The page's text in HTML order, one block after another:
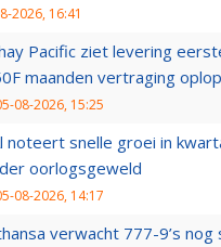
2026, 16:41
Pacific ziet levering
maanden vertraging
08-2026, 15:25
noteert snelle groei in
oorlogsgeweld
08-2026, 14:17
verwacht 777-9’s nog